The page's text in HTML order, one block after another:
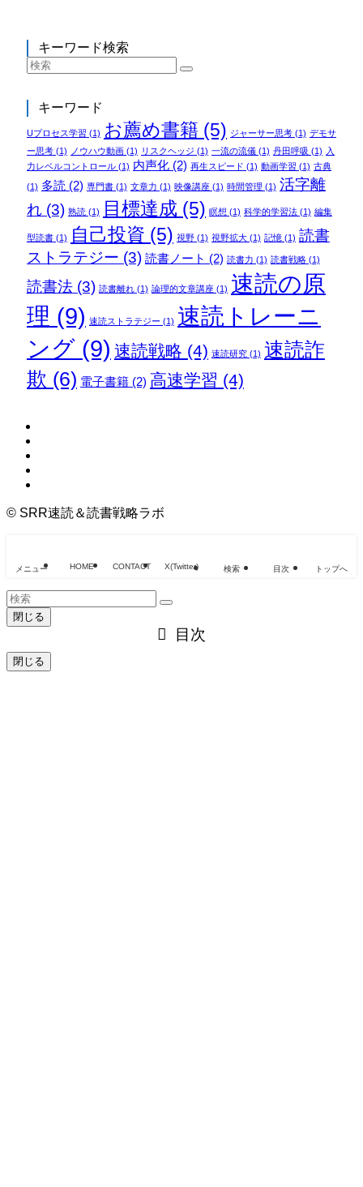
キーワード検索
キーワード
Uプロセス学習 (1) お薦め書籍 (5) ジャーサー思考(1) デモサ
ー思考(1) ノウハウ動画(1) リスクヘッジ (1) 一流の流儀(1) 丹田呼吸 (1) 入
力レベルコントロール(1) 内声化(2) 再生スピード (1) 動画学習 (1) 古典
(1) 多読 (2) 専門書(1) 文章力 (1) 映像講座(1) 時間管理 (1) 活字離
れ(3) 熟読(1) 目標達成 (5) 瞑想 (1) 科学的学習法(1) 編集
型読書(1) 自己投資 (5) 視野(1) 視野拡大(1) 記憶(1) 読書
ストラテジー (3) 読書ノート (2) 読書力 (1) 読書戦略(1)
読書法(3) 読書離れ(1) 論理的文章講座(1) 速読の原
理 (9) 速読ストラテジー (1) 速読トレーニ
ング(9) 速読戦略 (4) 速読研究(1) 速読詐
欺 (6) 電子書籍(2) 高速学習 (4)
© SRR速読＆読書戦略ラボ
メニュー HOME CONTACT X(Twitter) 検索 目次 トップへ
閉じる
目次
閉じる